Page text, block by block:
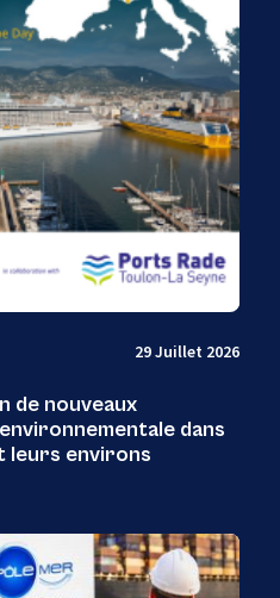
29 Juillet 2026
de nouveaux
dans
leurs environs